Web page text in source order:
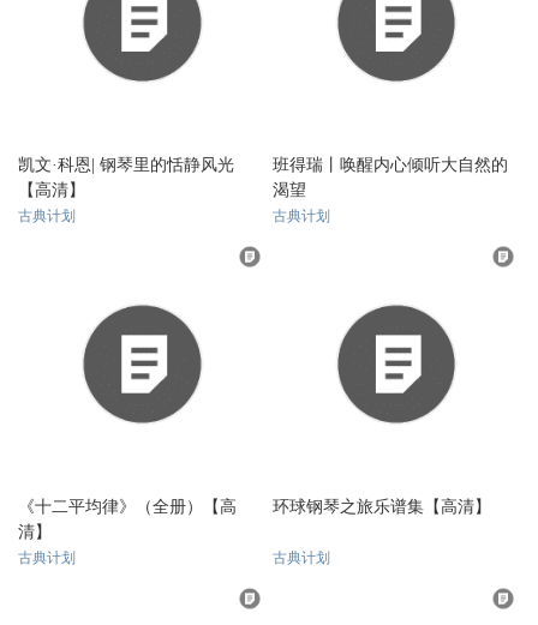
凯文·科恩| 钢琴里的恬静风光
【高清】
古典计划
班得瑞丨唤醒内心倾听大自然的
渴望
古典计划
《十二平均律》（全册）【高
清】
古典计划
环球钢琴之旅乐谱集【高清】
古典计划